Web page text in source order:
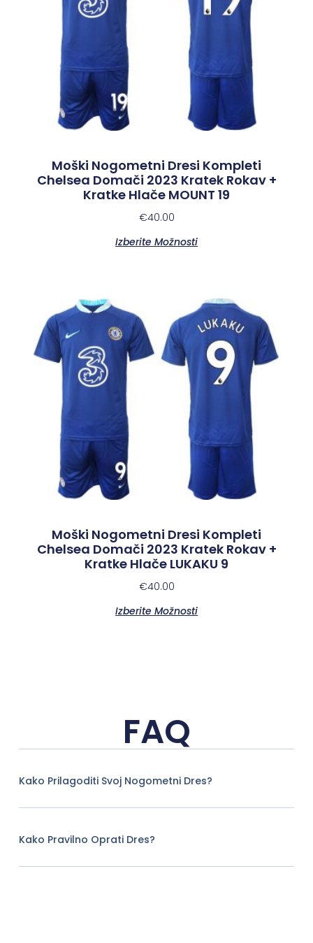
Moški Nogometni Dresi Kompleti
Chelsea Domači 2023 Kratek Rokav +
Kratke Hlače MOUNT 19
€40.00
Izberite Možnosti
Moški Nogometni Dresi Kompleti
Chelsea Domači 2023 Kratek Rokav +
Kratke Hlače LUKAKU 9
€40.00
Izberite Možnosti
FAQ
Kako Prilagoditi Svoj Nogometni Dres?
Kako Pravilno Oprati Dres?